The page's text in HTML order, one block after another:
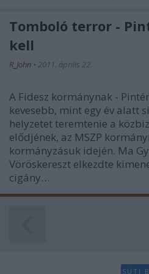
Tomboló terror -
kell
R_John • 2011. április 22.
A Fidesz kormánynak -
kevesebb, mint egy év alatt
helyzetet teremtenie a
elődjének, az MSZP
kormányzásuk idején. Ma
Vöröskereszt elkezdte
cigány…
SÜTI